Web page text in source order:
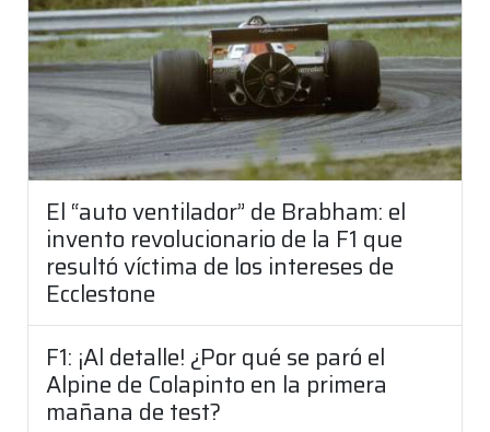
El “auto ventilador” de Brabham: el
invento revolucionario de la F1 que
resultó víctima de los intereses de
Ecclestone
F1: ¡Al detalle! ¿Por qué se paró el
Alpine de Colapinto en la primera
mañana de test?